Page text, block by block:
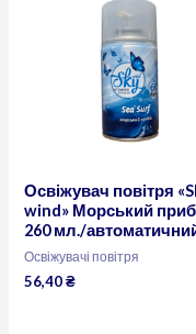
Освіжувач повітря
wind» Морський
260 мл./
Освіжувачі повітря
56,40₴